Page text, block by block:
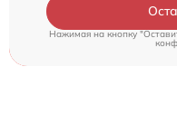
Нажимая на кнопку